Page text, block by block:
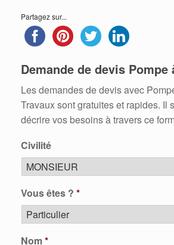
Partagez sur...
Demande de devis Pompe
Les demandes de devis avec
Travaux sont gratuites et rapides. Il
décrire vos besoins à travers ce
Civilité
Vous êtes ? *
Nom*